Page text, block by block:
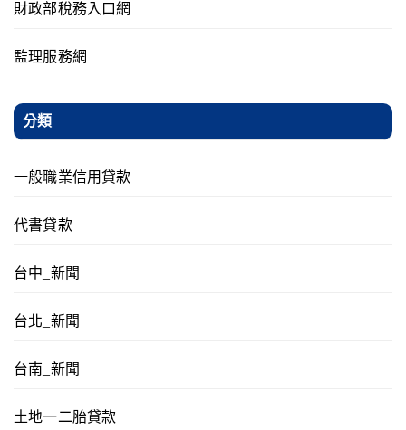
財政部稅務入口網
監理服務網
分類
一般職業信用貸款
代書貸款
台中_新聞
台北_新聞
台南_新聞
土地一二胎貸款